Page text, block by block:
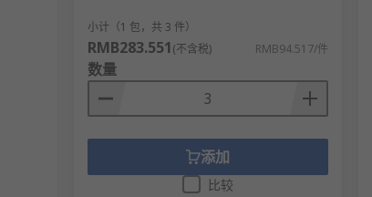
小计（1 包，共 3 件）
RMB283.551(不含税) RMB94.517/件
数量
添加
比较